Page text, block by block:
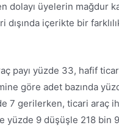
dolayı üyelerin mağdur
dışında içerikte bir
payı yüzde 33, hafif
göre adet bazında
7 gerilerken, ticari araç
yüzde 9 düşüşle 218